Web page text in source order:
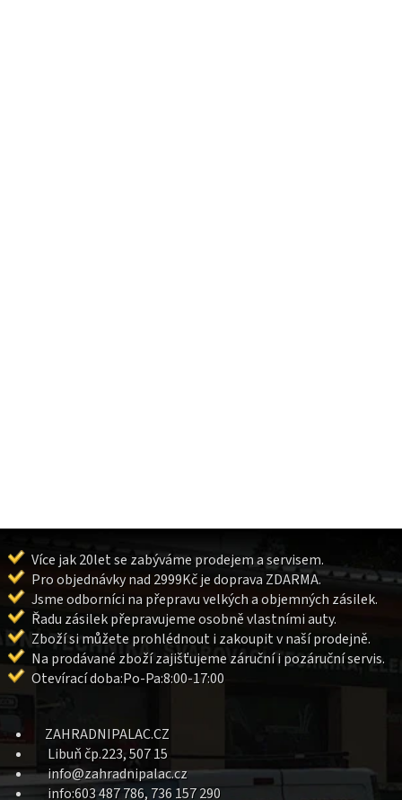
Více jak 20let se zabýváme prodejem a servisem.
Pro objednávky nad 2999Kč je doprava ZDARMA.
Jsme odborníci na přepravu velkých a objemných zásilek.
Řadu zásilek přepravujeme osobně vlastními auty.
Zboží si můžete prohlédnout i zakoupit v naší prodejně.
Na prodávané zboží zajišťujeme záruční i pozáruční servis.
Otevírací doba:Po-Pa:8:00-17:00
ZAHRADNIPALAC.CZ
Libuň čp.223, 507 15
info@zahradnipalac.cz
info:603 487 786, 736 157 290